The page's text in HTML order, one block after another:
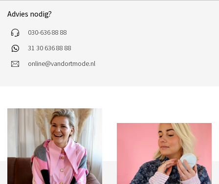
Advies nodig?
030-636 88 88
31 30 636 88 88
online@vandortmode.nl